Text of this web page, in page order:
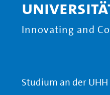
Innovating and
Studium an der UHH